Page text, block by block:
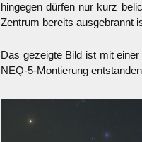
hingegen dürfen nur kurz
Zentrum bereits ausgebrannt
Das gezeigte Bild ist mit
NEQ-5-Montierung